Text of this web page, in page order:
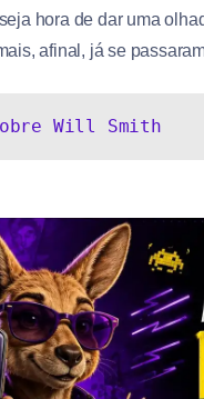
hora de dar uma
afinal, já se
Will Smith